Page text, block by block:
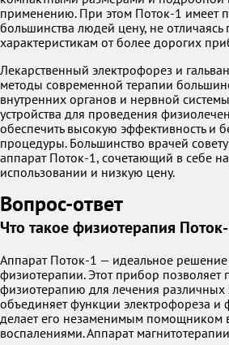
применению. При этом Поток-1 имеет
большинства людей цену, не отличаясь
характеристикам от более дорогих
Лекарственный электрофорез и
методы современной терапии
внутренних органов и нервной
устройства для проведения
обеспечить высокую эффективность и
процедуры. Большинство врачей
аппарат Поток-1, сочетающий в себе
использовании и низкую цену.
Вопрос-ответ
Что такое физиотерапия
Аппарат Поток-1 — идеальное
физиотерапии. Этот прибор позволяет
физиотерапию для лечения различных
объединяет функции электрофореза и
делает его незаменимым помощником
воспалениями. Аппарат